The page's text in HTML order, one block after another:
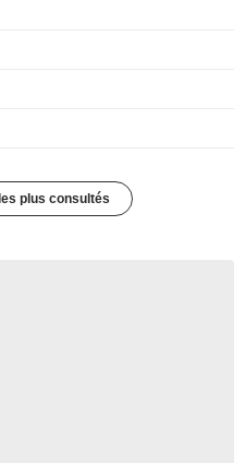
plus consultés